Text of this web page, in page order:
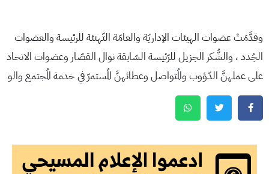
وقدَّمَتْ عضوات الهيئات الإداريّة والعامّة التّهنئة للرئيسة والعضوات
الجُدد ، والشُّكر الجزيل للرّئيسة السّابقة نوال القصّار وعضوات الاتحاد
على عملهنَّ الدّؤوب والمُتواصل وعطائهنَّ المُستمرّ في خدمة المُجتمع والو